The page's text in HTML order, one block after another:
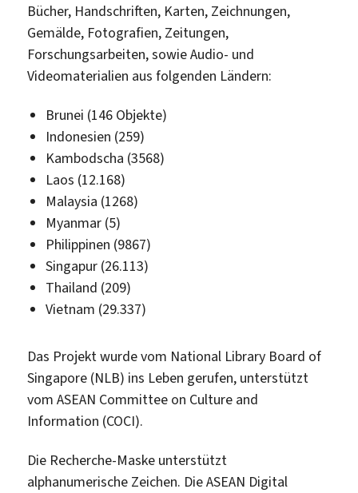
Bücher, Handschriften, Karten, Zeichnungen,
Gemälde, Fotografien, Zeitungen,
Forschungsarbeiten, sowie Audio- und
Videomaterialien aus folgenden Ländern:
Brunei (146 Objekte)
Indonesien (259)
Kambodscha (3568)
Laos (12.168)
Malaysia (1268)
Myanmar (5)
Philippinen (9867)
Singapur (26.113)
Thailand (209)
Vietnam (29.337)
Das Projekt wurde vom National Library Board of
Singapore (NLB) ins Leben gerufen, unterstützt
vom ASEAN Committee on Culture and
Information (COCI).
Die Recherche-Maske unterstützt
alphanumerische Zeichen. Die ASEAN Digital